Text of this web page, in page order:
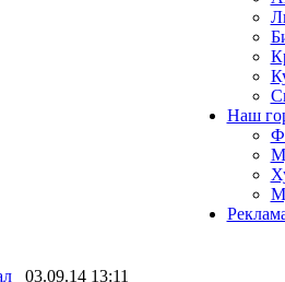
Наш
03.09.14 13:11